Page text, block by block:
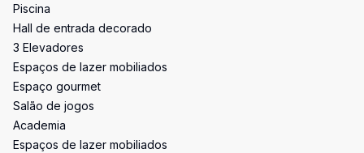
Piscina
Hall de entrada decorado
3 Elevadores
Espaços de lazer mobiliados
Espaço gourmet
Salão de jogos
Academia
Espaços de lazer mobiliados